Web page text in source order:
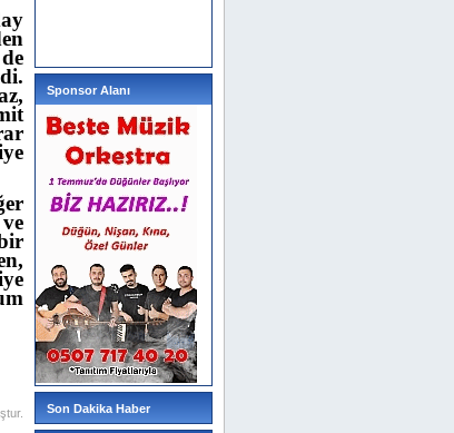
Sponsor Alanı
Son Dakika Haber